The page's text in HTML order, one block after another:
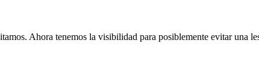
Ahora tenemos la visibilidad para posiblemente evitar una